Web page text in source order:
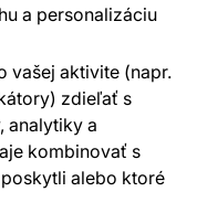
a personalizáciu
vašej aktivite (napr.
zdieľať s
analytiky a
kombinovať s
alebo ktoré
v
CZ26776251